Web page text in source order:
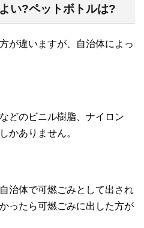
い?ペットボトルは?
が違いますが、自治体によっ
どのビニル樹脂、ナイロン
かありません。
治体で可燃ごみとして出され
ったら可燃ごみに出した方が